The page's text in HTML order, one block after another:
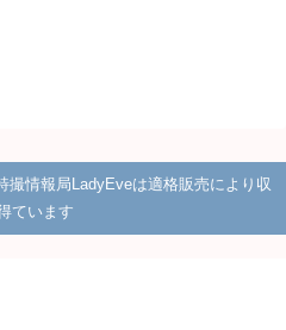
撮情報局LadyEveは適格販売により収
ています